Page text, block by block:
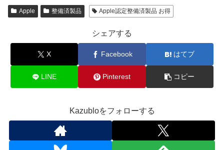
Apple 整備済製品 Apple認定整備済製品 お得
シェアする
X Facebook はてブ
LINE Pinterest コピー
Kazubloをフォローする